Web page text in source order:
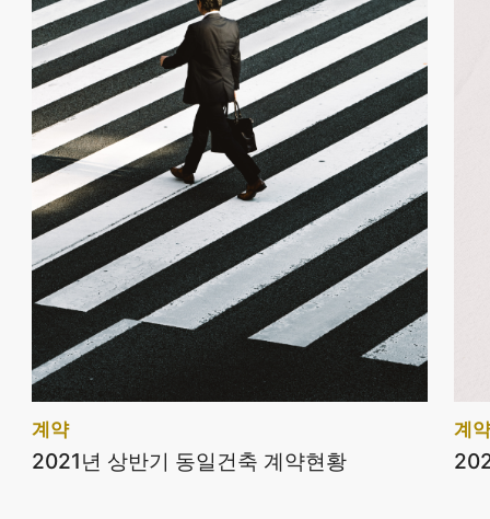
계약
2021년 상반기 동일건축 계약현황
계약